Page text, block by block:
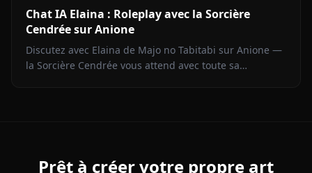
Chat IA Elaina : Roleplay avec la Sorcière
Cendrée sur Anione
Discutez avec Elaina de Majo no Tabitabi sur Anione —
la Sorcière Cendrée vous attend avec toute sa
Prêt à créer votre propre art